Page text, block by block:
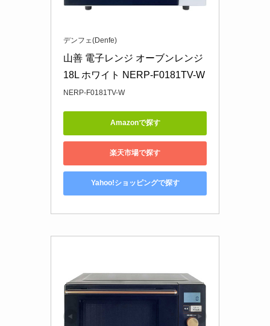
デンフェ(Denfe)
山善 電子レンジ オーブンレンジ
18L ホワイト NERP-F0181TV-W
NERP-F0181TV-W
Amazonで探す
楽天市場で探す
Yahoo!ショッピングで探す